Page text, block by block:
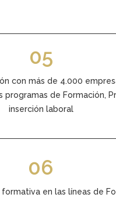
05
con más de 4.000
programas de Formación,
inserción laboral
06
en las líneas de